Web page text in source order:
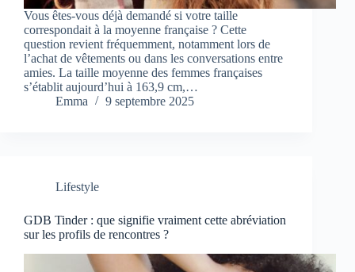
Vous êtes-vous déjà demandé si votre taille
correspondait à la moyenne française ? Cette
question revient fréquemment, notamment lors de
l’achat de vêtements ou dans les conversations entre
amies. La taille moyenne des femmes françaises
s’établit aujourd’hui à 163,9 cm,…
Emma
9 septembre 2025
Lifestyle
GDB Tinder : que signifie vraiment cette abréviation
sur les profils de rencontres ?